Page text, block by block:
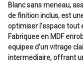
Blanc sans meneau,
de finition inclus, est
optimiser l'espace tout
Fabriquee en MDF
equipee d'un vitrage
intermediaire, offrant